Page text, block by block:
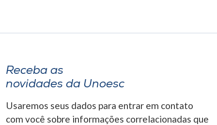
A+
Receba as
novidades da Unoesc
Usaremos seus dados para entrar em contato
com você sobre informações correlacionadas que